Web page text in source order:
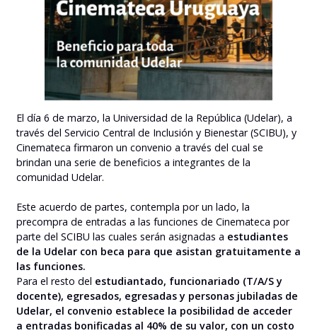
El día 6 de marzo, la Universidad de la República (Udelar), a
través del Servicio Central de Inclusión y Bienestar (SCIBU), y
Cinemateca firmaron un convenio a través del cual se
brindan una serie de beneficios a integrantes de la
comunidad Udelar.
Este acuerdo de partes, contempla por un lado, la
precompra de entradas a las funciones de Cinemateca por
parte del SCIBU las cuales serán asignadas a estudiantes
de la Udelar con beca para que asistan gratuitamente a
las funciones.
Para el resto del estudiantado, funcionariado (T/A/S y
docente), egresados, egresadas y personas jubiladas de
Udelar, el convenio establece la posibilidad de acceder
a entradas bonificadas al 40% de su valor, con un costo